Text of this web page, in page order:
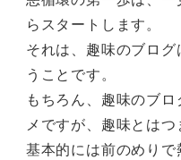
らスタートします。
それは、趣味のブロ
うことです。
もちろん、趣味のブ
メですが、趣味とは
基本的には前のめりで